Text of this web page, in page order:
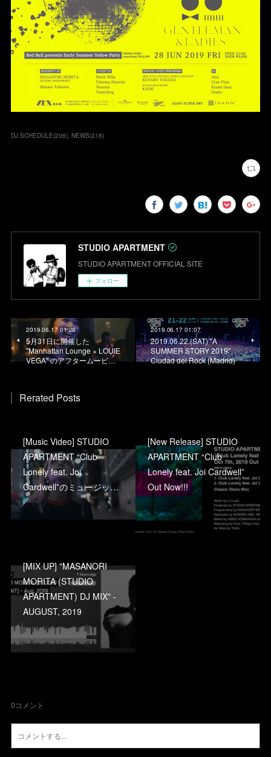
DJ SCHEDULE(206) NEWS(218)
STUDIO APARTMENT
STUDIO APARTMENT OFFICIAL SITE
フォロー
2019.06.17 01:28
5月31日に開催した
"Manhattan Lounge × LOUIE
VEGA" のアフタームービ…
2019.06.17 01:07
2019.06.22.(SAT) "A
SUMMER STORY 2019"
Ciudad del Rock (Madrid)
Rerated Posts
[Music Video] STUDIO
APARTMENT “Club
Lonely feat. Joi
Cardwell”のミュージッ…
[New Release] STUDIO
APARTMENT “Club
Lonely feat. Joi Cardwell”
Out Now!!!
[MIX UP] "MASANORI
MORITA (STUDIO
APARTMENT) DJ MIX" -
AUGUST, 2019
0コメント